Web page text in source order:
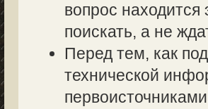
вопрос
поискать, а не
Перед тем, как
технической